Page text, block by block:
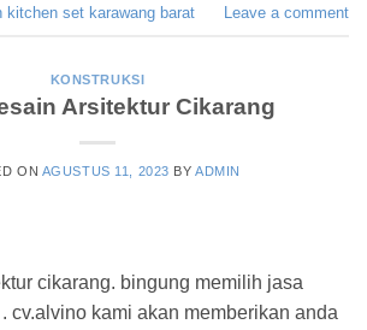
kitchen set karawang barat Leave a comment
KONSTRUKSI
Arsitektur Cikarang
ON AGUSTUS 11, 2023 BY ADMIN
cikarang. bingung memilih jasa
cv.alvino kami akan memberikan anda